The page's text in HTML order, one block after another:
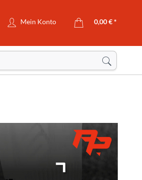
Mein Konto 0,00 € *